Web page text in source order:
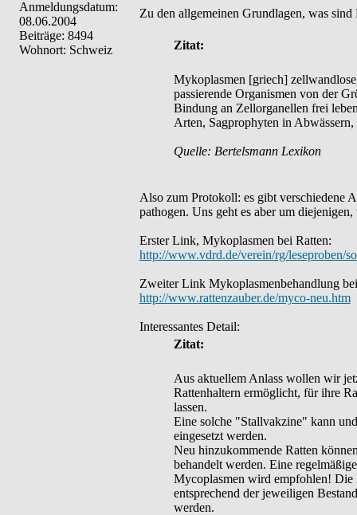
Anmeldungsdatum:
08.06.2004
Beiträge: 8494
Wohnort: Schweiz
Zu den allgemeinen Grundlagen, was
Zitat:
Mykoplasmen [griech]
passierende Organismen von der
Bindung an Zellorganellen frei
Arten, Sagprophyten in
Quelle: Bertelsmann Lexikon
Also zum Protokoll: es gibt verschiedene
pathogen. Uns geht es aber um
Erster Link, Mykoplasmen bei Ratten:
http://www.vdrd.de/verein/rg/leseproben/
Zweiter Link Mykoplasmenbehandlung
http://www.rattenzauber.de/myco-neu.htm
Interessantes Detail:
Zitat:
Aus aktuellem Anlass wollen wir
Rattenhaltern ermöglicht, für ihre
lassen.
Eine solche "Stallvakzine" kann
eingesetzt werden.
Neu hinzukommende Ratten
behandelt werden. Eine
Mycoplasmen wird empfohlen! Die
entsprechend der jeweiligen
werden.